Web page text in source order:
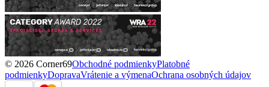
© 2026 Corner69Obchodné podmienkyPlatobné
podmienkyDopravaVrátenie a výmenaOchrana osobných údajov